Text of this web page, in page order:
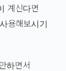
계신다면
용해보시기
하면서